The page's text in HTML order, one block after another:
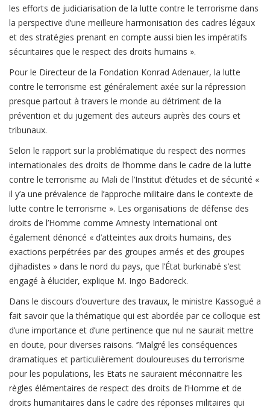
les efforts de judiciarisation de la lutte contre le terrorisme dans
la perspective d’une meilleure harmonisation des cadres légaux
et des stratégies prenant en compte aussi bien les impératifs
sécuritaires que le respect des droits humains ».
Pour le Directeur de la Fondation Konrad Adenauer, la lutte
contre le terrorisme est généralement axée sur la répression
presque partout à travers le monde au détriment de la
prévention et du jugement des auteurs auprès des cours et
tribunaux.
Selon le rapport sur la problématique du respect des normes
internationales des droits de l’homme dans le cadre de la lutte
contre le terrorisme au Mali de l’Institut d’études et de sécurité «
il y’a une prévalence de l’approche militaire dans le contexte de
lutte contre le terrorisme ». Les organisations de défense des
droits de l’Homme comme Amnesty International ont
également dénoncé « d’atteintes aux droits humains, des
exactions perpétrées par des groupes armés et des groupes
djihadistes » dans le nord du pays, que l’État burkinabé s’est
engagé à élucider, explique M. Ingo Badoreck.
Dans le discours d’ouverture des travaux, le ministre Kassogué a
fait savoir que la thématique qui est abordée par ce colloque est
d’une importance et d’une pertinence que nul ne saurait mettre
en doute, pour diverses raisons. ‘’Malgré les conséquences
dramatiques et particulièrement douloureuses du terrorisme
pour les populations, les Etats ne sauraient méconnaitre les
règles élémentaires de respect des droits de l’Homme et de
droits humanitaires dans le cadre des réponses militaires qui